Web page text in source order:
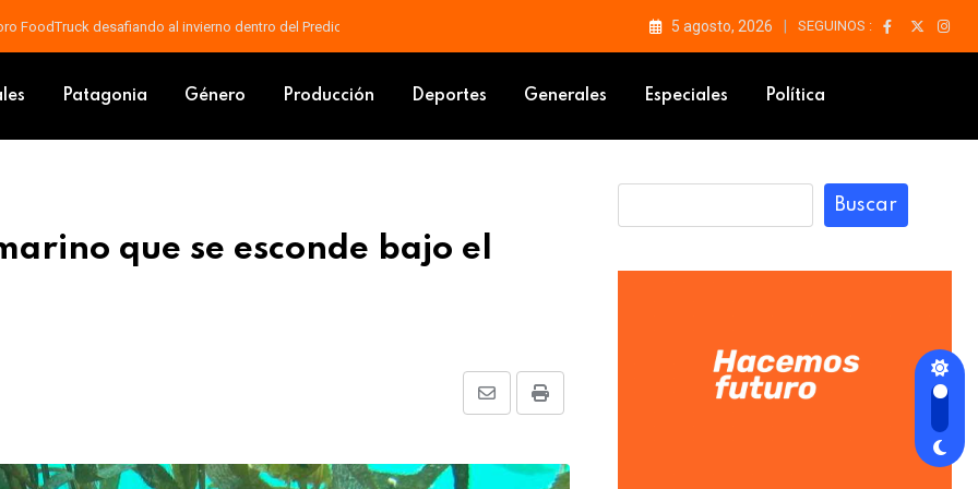
otro espacio recreativo en Isidro Quiroga 5 agosto, 2026 SEGUINOS :
Patagonia Género Producción Deportes Generales Especiales Política
que se esconde bajo el
Print
Share
Email
Buscar